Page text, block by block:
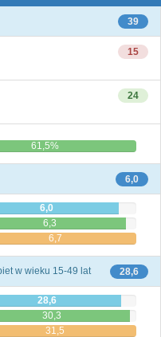
39
15
24
61,5%
6,0
6,0
6,3
6,7
28,6
w wieku 15-49 lat
28,6
30,3
31,5